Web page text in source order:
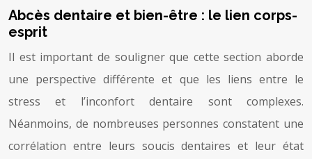
Abcès dentaire et bien-être : le lien corps-
esprit
Il est important de souligner que cette section aborde
une perspective différente et que les liens entre le
stress et l’inconfort dentaire sont complexes.
Néanmoins, de nombreuses personnes constatent une
corrélation entre leurs soucis dentaires et leur état